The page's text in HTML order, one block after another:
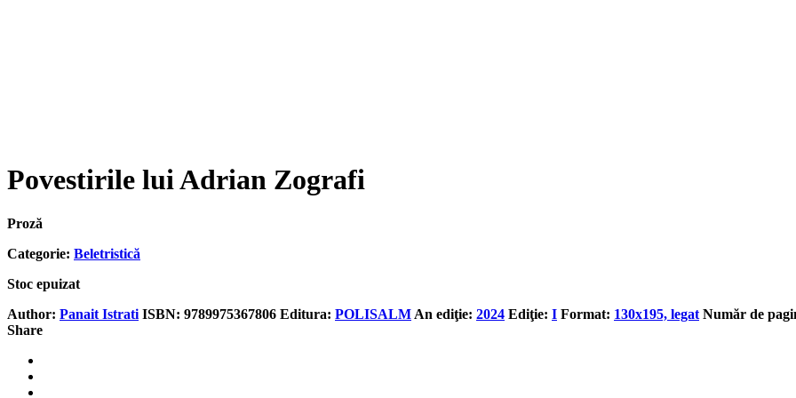
Povestirile lui Adrian Zografi
Proză
Categorie: Beletristică
Stoc epuizat
Author: Panait Istrati ISBN: 9789975367806 Editura: POLISALM An ediţie: 2024 Ediţie: I Format: 130x195, legat Număr de
Share